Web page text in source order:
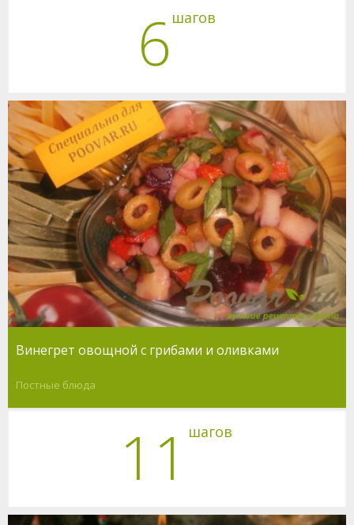
6 шагов
Винегрет овощной с грибами и оливками
Постные блюда
11 шагов